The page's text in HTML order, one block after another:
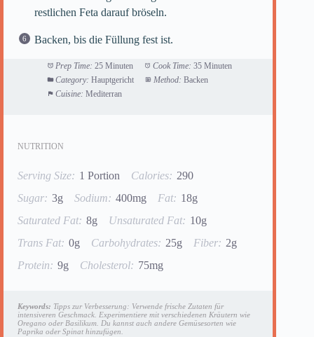
restlichen Feta darauf bröseln.
Backen, bis die Füllung fest ist.
Prep Time: 25 Minuten Cook Time: 35 Minuten
Category: Hauptgericht Method: Backen
Cuisine: Mediterran
NUTRITION
Serving Size: 1 Portion Calories: 290
Sugar: 3g Sodium: 400mg Fat: 18g
Saturated Fat: 8g Unsaturated Fat: 10g
Trans Fat: 0g Carbohydrates: 25g Fiber: 2g
Protein: 9g Cholesterol: 75mg
Keywords: Tipps zur Verbesserung: Verwende frische Zutaten für
intensiveren Geschmack. Experimentiere mit verschiedenen Kräutern wie
Oregano oder Basilikum. Du kannst auch andere Gemüsesorten wie
Paprika oder Spinat hinzufügen.